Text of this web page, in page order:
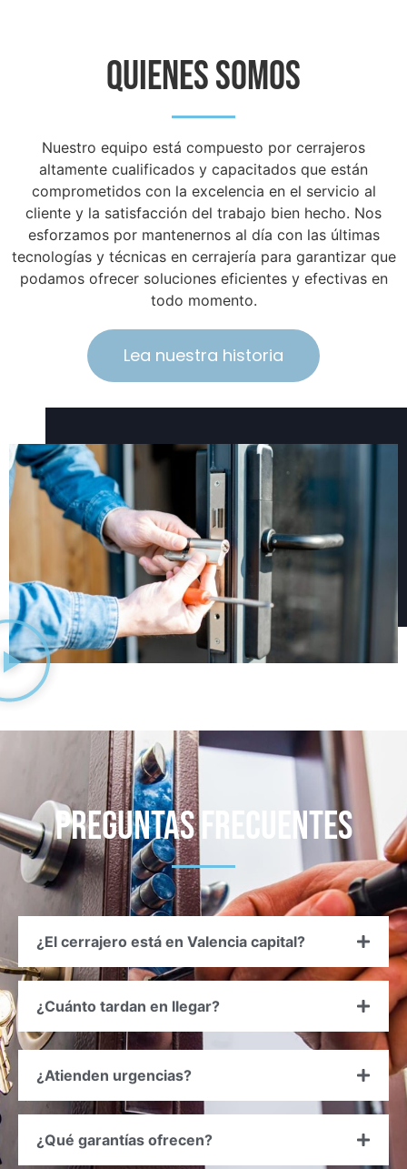
Quienes Somos
Nuestro equipo está compuesto por cerrajeros
altamente cualificados y capacitados que están
comprometidos con la excelencia en el servicio al
cliente y la satisfacción del trabajo bien hecho. Nos
esforzamos por mantenernos al día con las últimas
tecnologías y técnicas en cerrajería para garantizar que
podamos ofrecer soluciones eficientes y efectivas en
todo momento.
Lea nuestra historia
Preguntas frecuentes
¿El cerrajero está en Valencia capital?
¿Cuánto tardan en llegar?
¿Atienden urgencias?
¿Qué garantías ofrecen?